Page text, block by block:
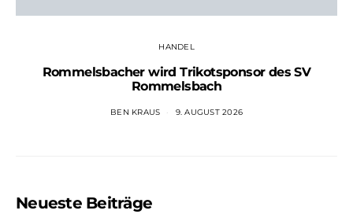
HANDEL
Rommelsbacher wird Trikotsponsor des SV
Rommelsbach
BEN KRAUS 9. AUGUST 2026
Neueste Beiträge